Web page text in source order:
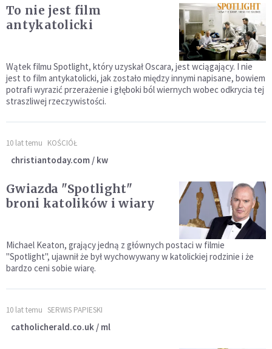
To nie jest film
antykatolicki
Wątek filmu Spotlight, który uzyskał Oscara, jest wciągający. I nie
jest to film antykatolicki, jak zostało między innymi napisane, bowiem
potrafi wyrazić przerażenie i głęboki ból wiernych wobec odkrycia tej
straszliwej rzeczywistości.
10 lat temu KOŚCIÓŁ
christiantoday.com / kw
Gwiazda "Spotlight"
broni katolików i wiary
Michael Keaton, grający jedną z głównych postaci w filmie
"Spotlight", ujawnił że był wychowywany w katolickiej rodzinie i że
bardzo ceni sobie wiarę.
10 lat temu SERWIS PAPIESKI
catholicherald.co.uk / ml